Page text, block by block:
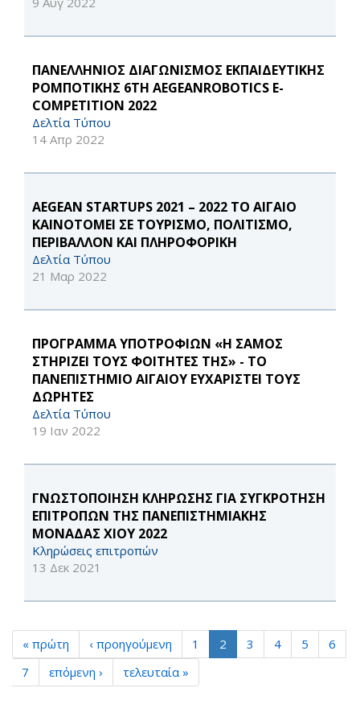
ΠΑΝΕΛΛΗΝΙΟΣ ΔΙΑΓΩΝΙΣΜΟΣ ΕΚΠΑΙΔΕΥΤΙΚΗΣ
ΡΟΜΠΟΤΙΚΗΣ 6TH AEGEANROBOTICS E-
COMPETITION 2022
Δελτία Τύπου
14 Απρ 2022
AEGEAN STARTUPS 2021 – 2022 ΤΟ ΑΙΓΑΙΟ
ΚΑΙΝΟΤΟΜΕΙ ΣΕ ΤΟΥΡΙΣΜΟ, ΠΟΛΙΤΙΣΜΟ,
ΠΕΡΙΒΑΛΛΟΝ ΚΑΙ ΠΛΗΡΟΦΟΡΙΚΗ
Δελτία Τύπου
21 Μαρ 2022
ΠΡΟΓΡΑΜΜΑ ΥΠΟΤΡΟΦΙΩΝ «Η ΣΑΜΟΣ
ΣΤΗΡΙΖΕΙ ΤΟΥΣ ΦΟΙΤΗΤΕΣ ΤΗΣ» - ΤΟ
ΠΑΝΕΠΙΣΤΗΜΙΟ ΑΙΓΑΙΟΥ ΕΥΧΑΡΙΣΤΕΙ ΤΟΥΣ
ΔΩΡΗΤΕΣ
Δελτία Τύπου
19 Ιαν 2022
ΓΝΩΣΤΟΠΟΙΗΣΗ ΚΛΗΡΩΣΗΣ ΓΙΑ ΣΥΓΚΡΟΤΗΣΗ
ΕΠΙΤΡΟΠΩΝ ΤΗΣ ΠΑΝΕΠΙΣΤΗΜΙΑΚΗΣ
ΜΟΝΑΔΑΣ ΧΙΟΥ 2022
Κληρώσεις επιτροπών
13 Δεκ 2021
« πρώτη ‹ προηγούμενη 1 2 3 4 5
6
7
επόμενη › τελευταία »